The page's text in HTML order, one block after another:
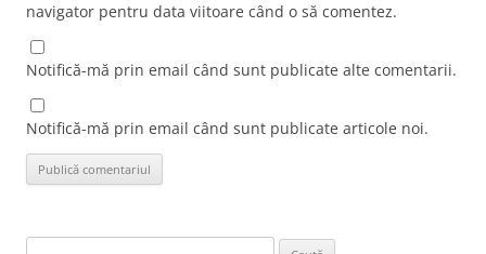
navigator pentru data viitoare când o să comentez.
Notifică-mă prin email când sunt publicate alte comentarii.
Notifică-mă prin email când sunt publicate articole noi.